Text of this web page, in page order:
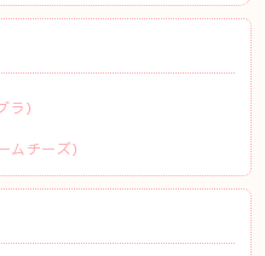
）
チーズ）